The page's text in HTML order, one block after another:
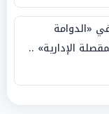
«الدوامة
الإدارية» ..